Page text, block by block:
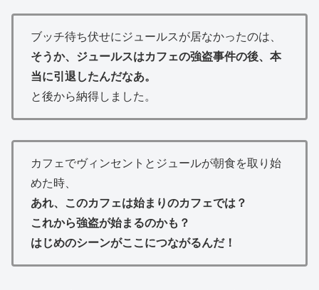
ブッチ待ち伏せにジュールスが居なかったのは、
そうか、ジュールスはカフェの強盗事件の後、本
当に引退したんだなあ。
と後から納得しました。
カフェでヴィンセントとジュールが朝食を取り始
めた時、
あれ、このカフェは始まりのカフェでは？
これから強盗が始まるのかも？
はじめのシーンがここにつながるんだ！